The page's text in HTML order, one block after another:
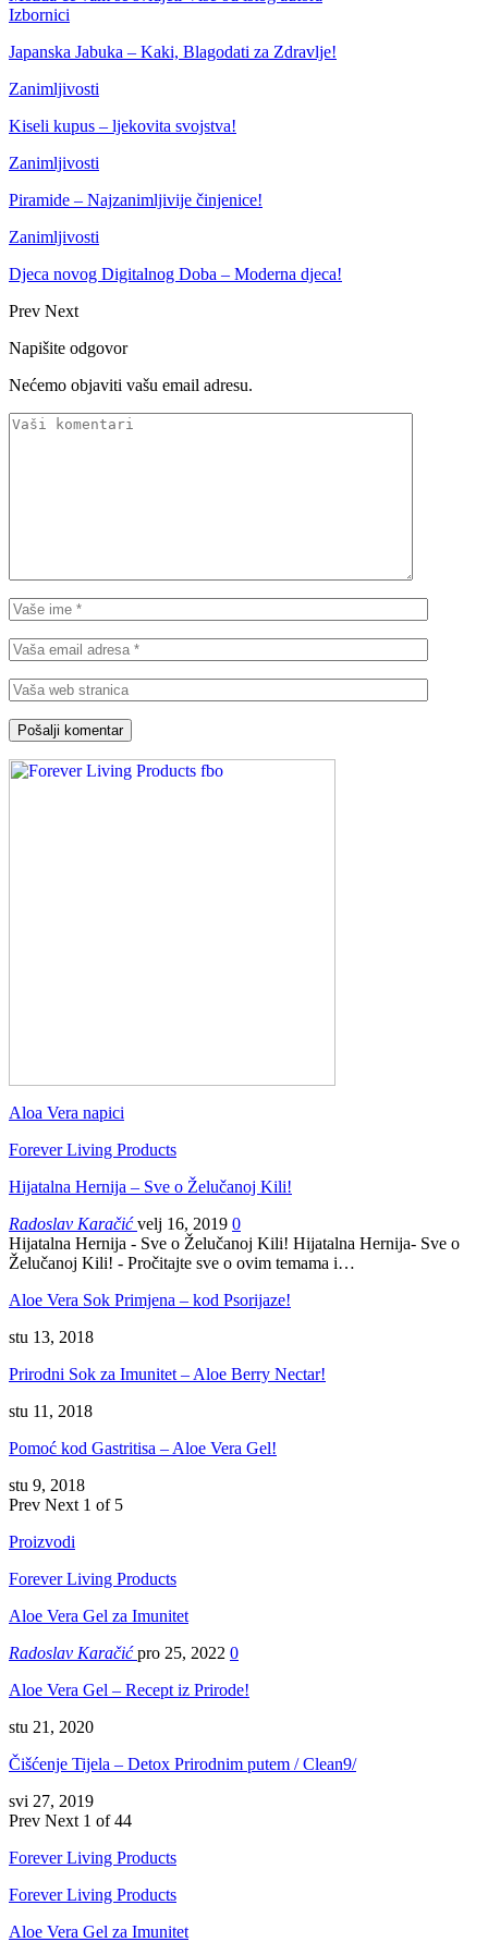
Izbornici
Japanska Jabuka – Kaki, Blagodati za Zdravlje!
Zanimljivosti
Kiseli kupus – ljekovita svojstva!
Zanimljivosti
Piramide – Najzanimljivije činjenice!
Zanimljivosti
Djeca novog Digitalnog Doba – Moderna djeca!
Prev Next
Napišite odgovor
Nećemo objaviti vašu email adresu.
Aloa Vera napici
Forever Living Products
Hijatalna Hernija – Sve o Želučanoj Kili!
Radoslav Karačićvelj 16, 2019 0
Hijatalna Hernija - Sve o Želučanoj Kili! Hijatalna Hernija- Sve o
Želučanoj Kili! - Pročitajte sve o ovim temama i…
Aloe Vera Sok Primjena – kod Psorijaze!
stu 13, 2018
Prirodni Sok za Imunitet – Aloe Berry Nectar!
stu 11, 2018
Pomoć kod Gastritisa – Aloe Vera Gel!
stu 9, 2018
Prev Next 1 of 5
Proizvodi
Forever Living Products
Aloe Vera Gel za Imunitet
Radoslav Karačićpro 25, 2022 0
Aloe Vera Gel – Recept iz Prirode!
stu 21, 2020
Čišćenje Tijela – Detox Prirodnim putem / Clean9/
svi 27, 2019
Prev Next 1 of 44
Forever Living Products
Forever Living Products
Aloe Vera Gel za Imunitet